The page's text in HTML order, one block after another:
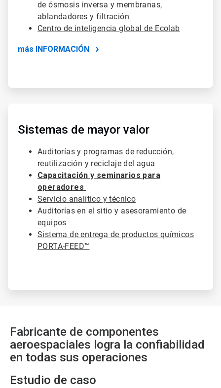
de ósmosis inversa y membranas,
ablandadores y filtración
Centro de inteligencia global de Ecolab
más INFORMACIÓN
Sistemas de mayor valor
Auditorías y programas de reducción,
reutilización y reciclaje del agua
Capacitación y seminarios para
operadores
Servicio analítico y técnico
Auditorías en el sitio y asesoramiento de
equipos
Sistema de entrega de productos químicos
PORTA-FEED™
Fabricante de componentes
aeroespaciales logra la confiabilidad
en todas sus operaciones
Estudio de caso